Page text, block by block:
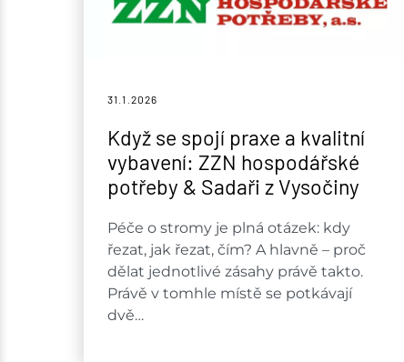
31.1. 2026
Když se spojí praxe a kvalitní
vybavení: ZZN hospodářské
potřeby & Sadaři z Vysočiny
Péče o stromy je plná otázek: kdy
řezat, jak řezat, čím? A hlavně – proč
dělat jednotlivé zásahy právě takto.
Právě v tomhle místě se potkávají
dvě…